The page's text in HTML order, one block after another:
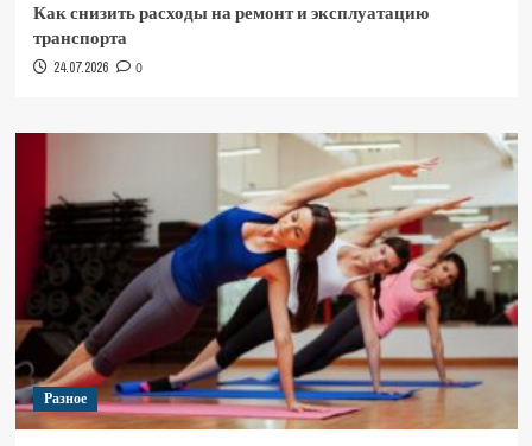
Как снизить расходы на ремонт и эксплуатацию
транспорта
24.07.2026 0
Разное